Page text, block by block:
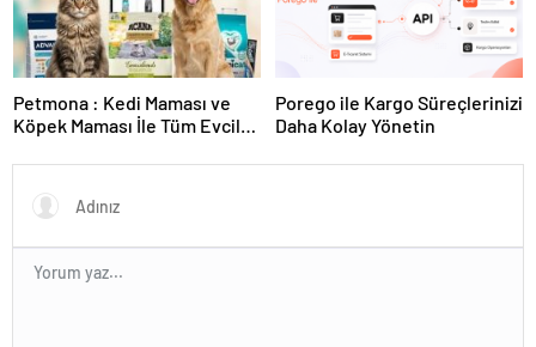
Petmona : Kedi Maması ve
Köpek Maması İle Tüm Evcil
Porego ile Kargo Süreçlerinizi
Daha Kolay Yönetin